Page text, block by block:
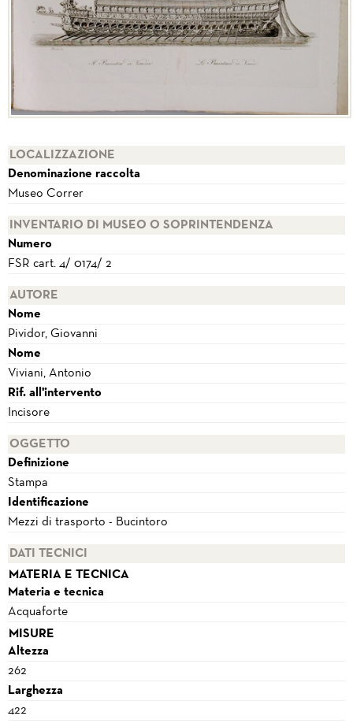
LOCALIZZAZIONE
Denominazione raccolta
Museo Correr
INVENTARIO DI MUSEO O SOPRINTENDENZA
Numero
FSR cart. 4/ 0174/ 2
AUTORE
Nome
Pividor, Giovanni
Nome
Viviani, Antonio
Rif. all'intervento
Incisore
OGGETTO
Definizione
Stampa
Identificazione
Mezzi di trasporto - Bucintoro
DATI TECNICI
MATERIA E TECNICA
Materia e tecnica
Acquaforte
MISURE
Altezza
262
Larghezza
422